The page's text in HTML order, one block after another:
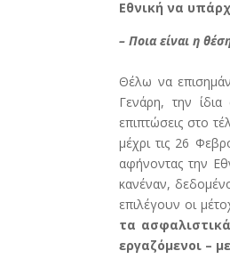
Εθνική να
– Ποια είναι η
Θέλω να
Γενάρη, την ίδια
επιπτώσεις στο
μέχρι τις 26
αφήνοντας την
κανέναν,
επιλέγουν οι
τα
εργαζόμενοι –